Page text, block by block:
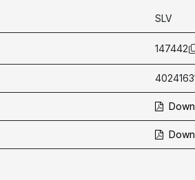
SLV
147442